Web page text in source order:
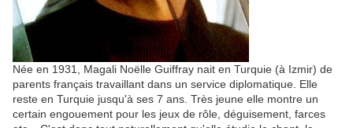
Née en 1931, Magali Noëlle Guiffray nait en Turquie (à Izmir) de
parents français travaillant dans un service diplomatique. Elle
reste en Turquie jusqu'à ses 7 ans. Très jeune elle montre un
certain engouement pour les jeux de rôle, déguisement, farces